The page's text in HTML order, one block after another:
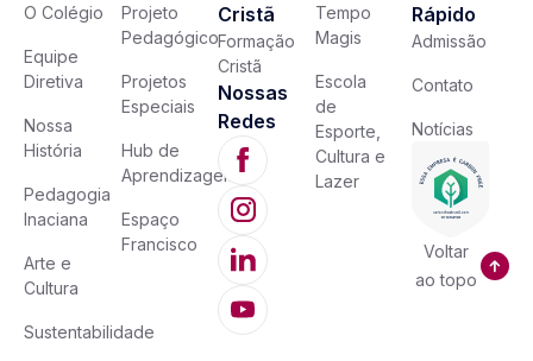
O Colégio
Equipe
Diretiva
Nossa
História
Pedagogia
Inaciana
Arte e
Cultura
Sustentabilidade
Projeto
Pedagógico
Projetos
Especiais
Hub de
Aprendizagem
Espaço
Francisco
Cristã
Formação
Cristã
Nossas
Redes
Tempo
Magis
Escola
de
Esporte,
Cultura e
Lazer
Rápido
Admissão
Contato
Notícias
Voltar
ao topo